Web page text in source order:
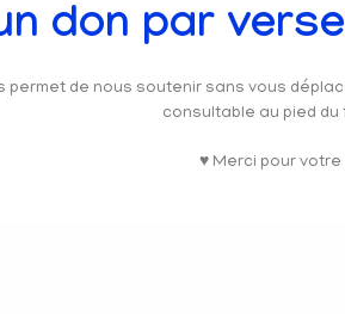
don par
permet de nous soutenir sans vous
consultable au pied du
♥ Merci pour votre